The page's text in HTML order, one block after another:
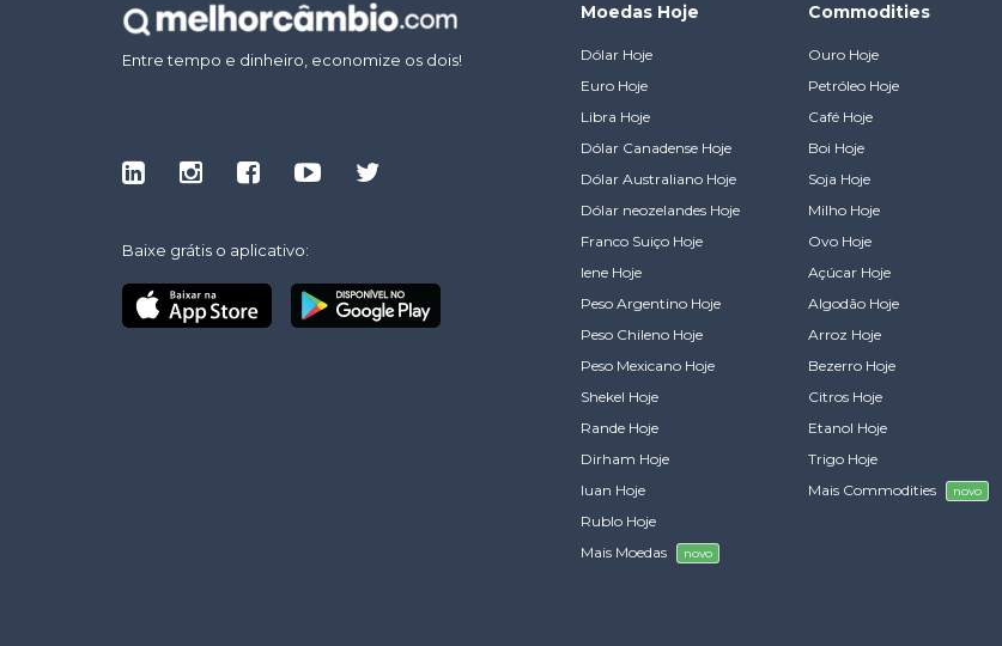
Entre tempo e dinheiro, economize os dois!
Baixe grátis o aplicativo:
Moedas Hoje
Dólar Hoje
Euro Hoje
Libra Hoje
Dólar Canadense Hoje
Dólar Australiano Hoje
Dólar neozelandes Hoje
Franco Suiço Hoje
Iene Hoje
Peso Argentino Hoje
Peso Chileno Hoje
Peso Mexicano Hoje
Shekel Hoje
Rande Hoje
Dirham Hoje
Iuan Hoje
Rublo Hoje
Mais Moedas
novo
Commodities
Ouro Hoje
Petróleo Hoje
Café Hoje
Boi Hoje
Soja Hoje
Milho Hoje
Ovo Hoje
Açúcar Hoje
Algodão Hoje
Arroz Hoje
Bezerro Hoje
Citros Hoje
Etanol Hoje
Trigo Hoje
Mais Commodities
novo